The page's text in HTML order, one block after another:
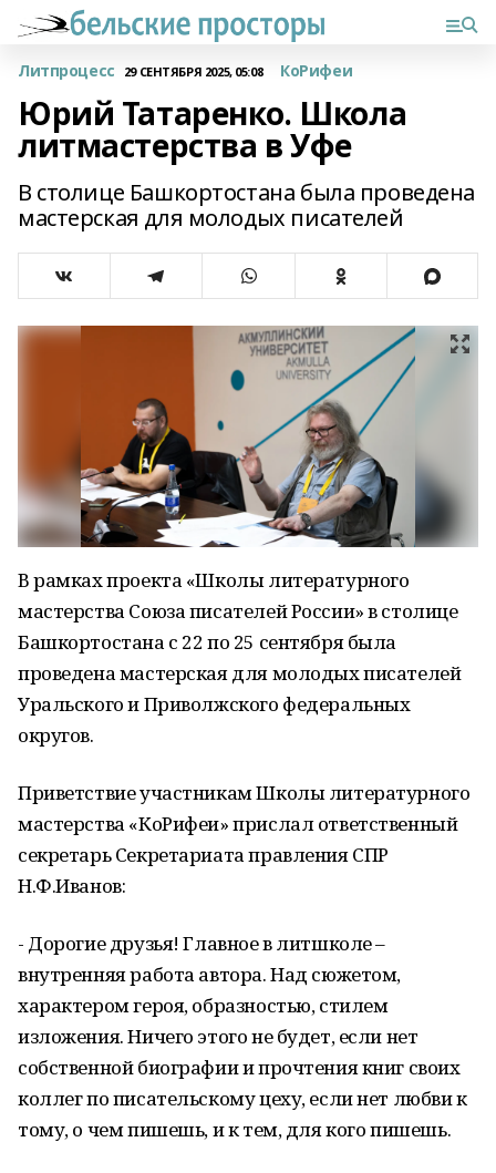
Литпроцесс 29 СЕНТЯБРЯ 2025, 05:08 КоРифеи
Юрий Татаренко. Школа
литмастерства в Уфе
В столице Башкортостана была проведена
мастерская для молодых писателей
В рамках проекта «Школы литературного
мастерства Союза писателей России» в столице
Башкортостана с 22 по 25 сентября была
проведена мастерская для молодых писателей
Уральского и Приволжского федеральных
округов.
Приветствие участникам Школы литературного
мастерства «КоРифеи» прислал ответственный
секретарь Секретариата правления СПР
Н.Ф.Иванов:
- Дорогие друзья! Главное в литшколе –
внутренняя работа автора. Над сюжетом,
характером героя, образностью, стилем
изложения. Ничего этого не будет, если нет
собственной биографии и прочтения книг своих
коллег по писательскому цеху, если нет любви к
тому, о чем пишешь, и к тем, для кого пишешь.